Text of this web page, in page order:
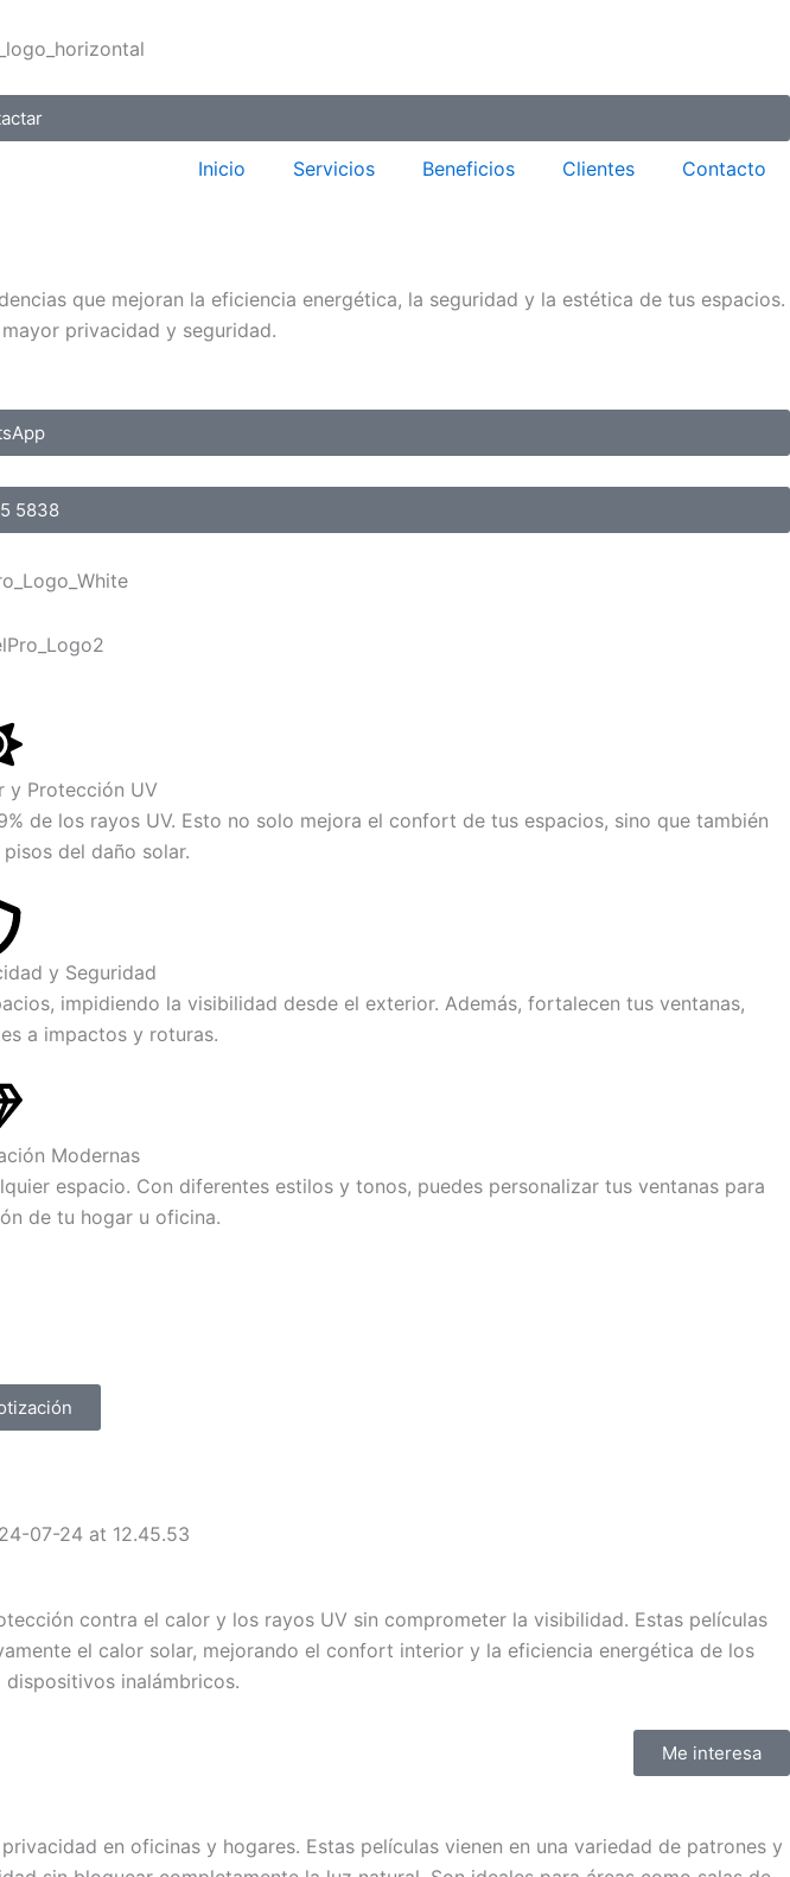
Inicio Servicios Beneficios Clientes Contacto
que mejoran la eficiencia energética, la seguridad y la estética de tus espacios.
privacidad y seguridad.
5838
y Protección UV
de los rayos UV. Esto no solo mejora el confort de tus espacios, sino que también
del daño solar.
y Seguridad
impidiendo la visibilidad desde el exterior. Además, fortalecen tus ventanas,
a impactos y roturas.
Modernas
espacio. Con diferentes estilos y tonos, puedes personalizar tus ventanas para
de tu hogar u oficina.
contra el calor y los rayos UV sin comprometer la visibilidad. Estas películas
el calor solar, mejorando el confort interior y la eficiencia energética de los
inalámbricos.
Me interesa
en oficinas y hogares. Estas películas vienen en una variedad de patrones y